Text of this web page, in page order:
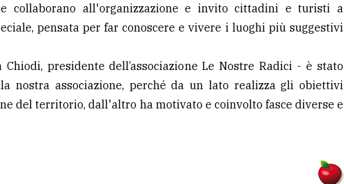
collaborano all'organizzazione e invito cittadini e turisti a
pensata per far conoscere e vivere i luoghi più suggestivi
presidente dell’associazione Le Nostre Radici - è stato
nostra associazione, perché da un lato realizza gli obiettivi
del territorio, dall'altro ha motivato e coinvolto fasce diverse e